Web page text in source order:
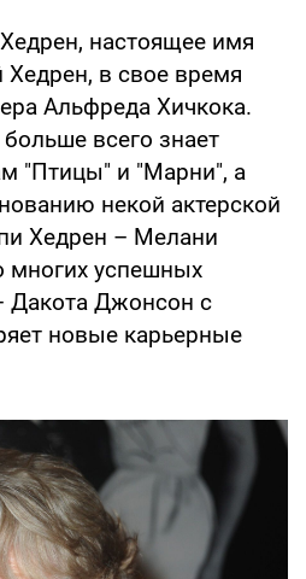
настоящее имя
Хедрен, в свое время
Альфреда Хичкока.
всего знает
"Птицы" и "Марни", а
некой актерской
Хедрен – Мелани
многих успешных
Дакота Джонсон с
новые карьерные